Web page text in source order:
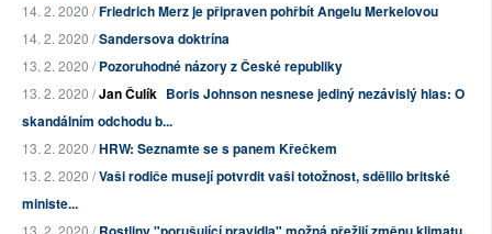
14. 2. 2020 /Friedrich Merz je připraven pohřbít Angelu Merkelovou
14. 2. 2020 /Sandersova doktrína
13. 2. 2020 /Pozoruhodné názory z České republiky
13. 2. 2020 /Jan Čulík Boris Johnson nesnese jediný nezávislý hlas: O
skandálním odchodu b...
13. 2. 2020 /HRW: Seznamte se s panem Křečkem
13. 2. 2020 /Vaši rodiče musejí potvrdit vaši totožnost, sdělilo britské
ministe...